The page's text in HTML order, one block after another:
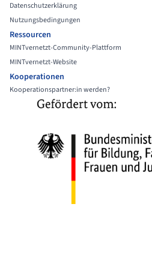
Datenschutzerklärung
Nutzungsbedingungen
Ressourcen
MINTvernetzt-Community-Plattform
MINTvernetzt-Website
Kooperationen
Kooperationspartner:in werden?